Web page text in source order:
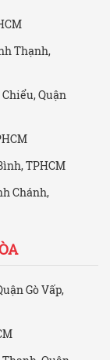
Thạnh,
Quận
TPHCM
Chánh,
Gò Vấp,